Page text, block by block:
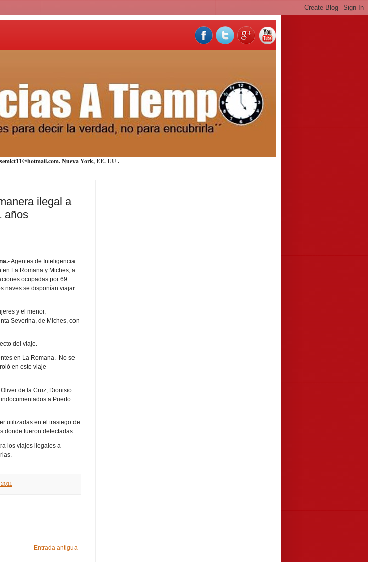
Nueva York,EE. UU.
ilegal a
años
Agentes de Inteligencia
La Romana y Miches, a
ocupadas por 69
naves se disponían viajar
y el menor,
Severina, de Miches, con
del viaje.
en La Romana. No se
en este viaje
de la Cruz, Dionisio
a Puerto
utilizadas en el trasiego de
donde fueron detectadas.
los viajes ilegales a
Entrada antigua